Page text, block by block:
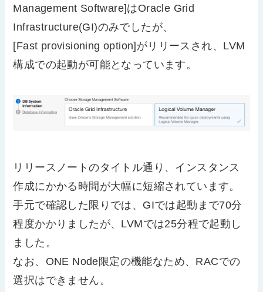
Management Software]はOracle Grid
Infrastructure(GI)のみでしたが、
[Fast provisioning option]がリリースされ、LVM
構成での起動が可能となっています。
リリースノートのタイトル通り、インスタンス
作成にかかる時間が大幅に短縮されています。
手元で確認した限りでは、GIでは起動まで70分
程度かかりましたが、LVMでは25分程で起動し
ました。
なお、ONE Node限定の機能なため、RACでの
選択はできません。